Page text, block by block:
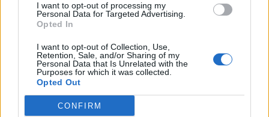
I want to opt-out of processing my
Personal Data for Targeted Advertising.
Opted In
I want to opt-out of Collection, Use,
Retention, Sale, and/or Sharing of my
Personal Data that Is Unrelated with the
Purposes for which it was collected.
Opted Out
CONFIRM
Scarica riepilogo
stagionale
Giornata Voto FV Entrato Uscito
1 OLY-TRO